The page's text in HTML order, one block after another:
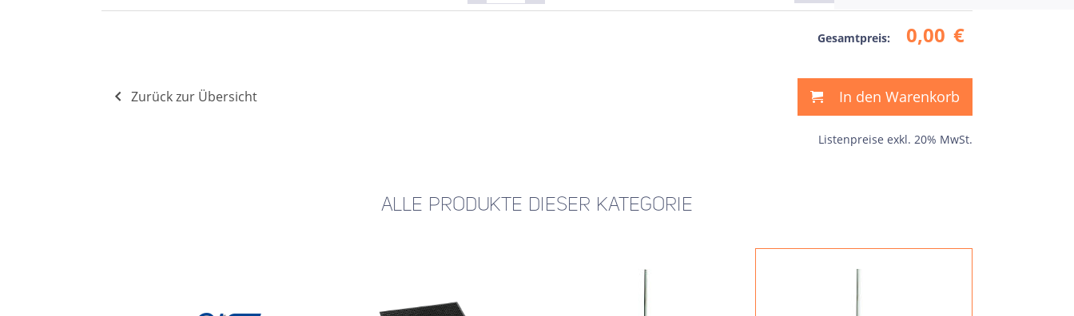
Gesamtpreis: 0,00 €
In den Warenkorb
Listenpreise exkl. 20% MwSt.
Zurück zur Übersicht
ALLE PRODUKTE DIESER KATEGORIE